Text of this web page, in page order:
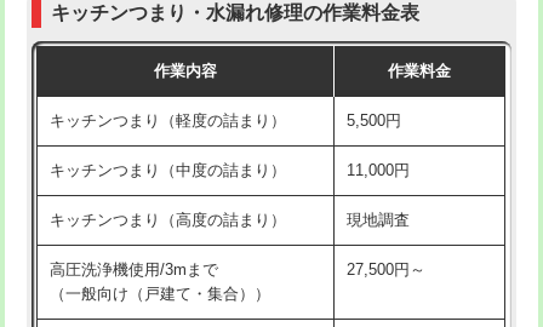
管・ポリ管・HT管使用/3ｍ超え)
排水管工事（土の掘削・埋め戻し作
11,000円~
排水管工事（排水管工事/3ｍまで） 55,000円
排水管工事（追加 排水管工事/3ｍ超
+11,000円
マス交換（土の掘削・埋め戻し作業）
マス交換（深さ50㎝未満）
式・ワンホール）)
交換・取付(排水栓・排水トラップ
22,000円+材料費
持込商品取付（単水栓）
キッチンつまり・水漏れ修理の作業料金表
作業内容 作業料金
キッチンつまり（軽度の詰まり） 5,500円
キッチンつまり（中度の詰まり） 11,000円
キッチンつまり（高度の詰まり） 現地調査
高圧洗浄機使用/3mまで
（一般向け（戸建て・集合））
27,500円～